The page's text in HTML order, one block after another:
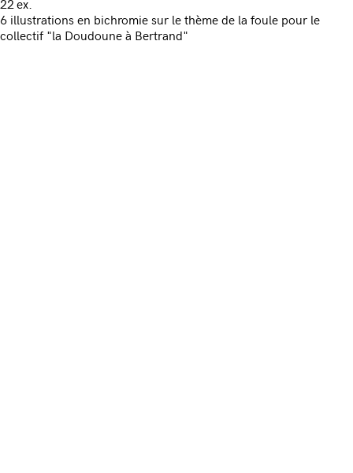
22 ex.
6 illustrations en bichromie sur le thème de la foule pour le
collectif "la Doudoune à Bertrand"